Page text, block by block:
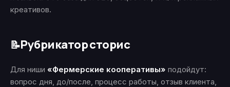
креативов.
📝Рубрикатор сторис
Для ниши «Фермерские кооперативы» подойдут:
вопрос дня, до/после, процесс работы, отзыв клиента,